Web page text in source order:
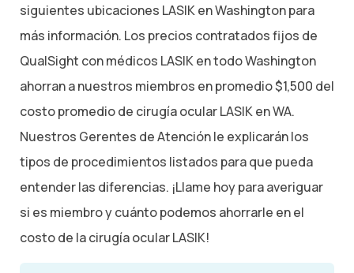
siguientes ubicaciones LASIK en Washington para
más información. Los precios contratados fijos de
QualSight con médicos LASIK en todo Washington
ahorran a nuestros miembros en promedio $1,500 del
costo promedio de cirugía ocular LASIK en WA.
Nuestros Gerentes de Atención le explicarán los
tipos de procedimientos listados para que pueda
entender las diferencias. ¡Llame hoy para averiguar
si es miembro y cuánto podemos ahorrarle en el
costo de la cirugía ocular LASIK!